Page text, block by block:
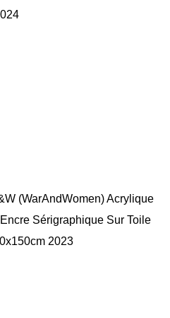
(WarAndWomen) Acrylique
Sérigraphique Sur Toile
2023